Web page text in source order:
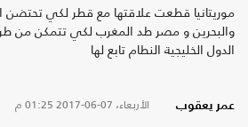
موريتانيا قطعت علاقتها مع قطر لكي تحتضن
والبحرين و مصر طد المغرب لكي تتمكن من
الدول الخليجية النطام تابع لها
عمر يعقوب الأربعاء، 07-06-2017 01:25 م